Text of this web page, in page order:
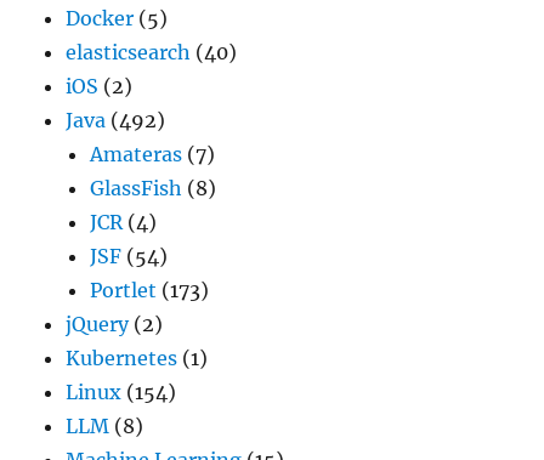
Docker (5)
elasticsearch (40)
iOS (2)
Java (492)
Amateras (7)
GlassFish (8)
JCR(4)
JSF (54)
Portlet (173)
jQuery(2)
Kubernetes (1)
Linux (154)
LLM (8)